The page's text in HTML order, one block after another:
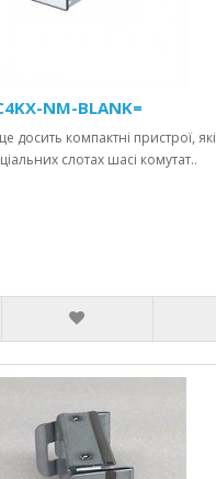
NM-BLANK=
досить компактні пристрої, які
слотах шасі комутат..